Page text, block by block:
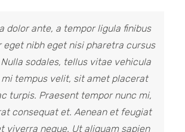
dolor ante, a tempor ligula finibus
eget nibh eget nisi pharetra cursus
sodales, tellus vitae vehicula
mi tempus velit, sit amet placerat
turpis. Praesent tempor nunc mi,
consequat et. Aenean et feugiat
viverra neque. Ut aliquam sapien